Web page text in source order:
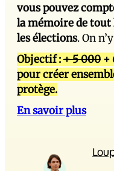
vous pouvez
la mémoire de
les élections. On
Objectif :+ 5 000 +
pour créer
protège.
En savoir plus